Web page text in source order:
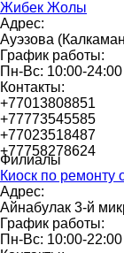
Жибек Жолы
Адрес:
Ауэзова
График работы:
Пн-Вс: 10:00-24:00
Контакты:
+77013808851
+77773545585
+77023518487
+77758278624
Филиалы
Киоск по ремонту
Адрес:
Айнабулак 3-й
График работы:
Пн-Вс: 10:00-22:00